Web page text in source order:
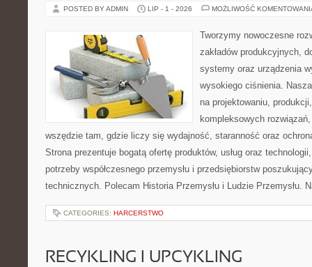
POSTED BY ADMIN LIP - 1 - 2026 MOŻLIWOŚĆ
Tworzymy nowoczesne
zakładów produkcyjnych,
systemy oraz urządzenia
wysokiego ciśnienia.
na projektowaniu,
kompleksowych
wszędzie tam, gdzie liczy się wydajność, staranność oraz
Strona prezentuje bogatą ofertę produktów, usług oraz
potrzeby współczesnego przemysłu i przedsiębiorstw
technicznych. Polecam Historia Przemysłu i Ludzie Przemysłu.
CATEGORIES: HARCERSTWO
RECYKLING I UPCYKLING